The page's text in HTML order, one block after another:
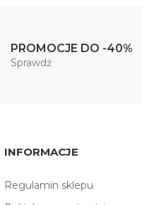
PROMOCJE DO -40%
Sprawdź
INFORMACJE
Regulamin sklepu